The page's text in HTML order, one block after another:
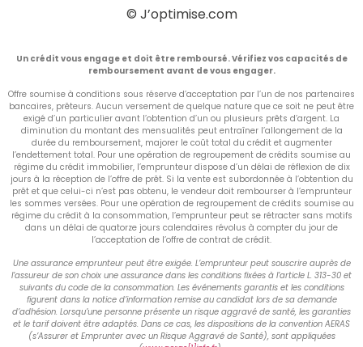
© J’optimise.com
Un crédit vous engage et doit être remboursé. Vérifiez vos capacités de
remboursement avant de vous engager.
Offre soumise à conditions sous réserve d’acceptation par l’un de nos partenaires
bancaires, prêteurs. Aucun versement de quelque nature que ce soit ne peut être
exigé d’un particulier avant l’obtention d’un ou plusieurs prêts d’argent. La
diminution du montant des mensualités peut entraîner l’allongement de la
durée du remboursement, majorer le coût total du crédit et augmenter
l’endettement total. Pour une opération de regroupement de crédits soumise au
régime du crédit immobilier, l’emprunteur dispose d’un délai de réflexion de dix
jours à la réception de l’offre de prêt. Si la vente est subordonnée à l’obtention du
prêt et que celui-ci n’est pas obtenu, le vendeur doit rembourser à l’emprunteur
les sommes versées. Pour une opération de regroupement de crédits soumise au
régime du crédit à la consommation, l’emprunteur peut se rétracter sans motifs
dans un délai de quatorze jours calendaires révolus à compter du jour de
l’acceptation de l’offre de contrat de crédit.
Une assurance emprunteur peut être exigée. L’emprunteur peut souscrire auprès de
l’assureur de son choix une assurance dans les conditions fixées à l’article L. 313-30 et
suivants du code de la consommation. Les événements garantis et les conditions
figurent dans la notice d’information remise au candidat lors de sa demande
d’adhésion. Lorsqu’une personne présente un risque aggravé de santé, les garanties
et le tarif doivent être adaptés. Dans ce cas, les dispositions de la convention AERAS
(s’Assurer et Emprunter avec un Risque Aggravé de Santé), sont appliquées